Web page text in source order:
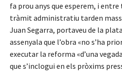
fa prou anys que esperem, i
tràmit administratiu tarden
Juan Segarra, portaveu de la
assenyala que l’obra «no s’ha
executar la reforma «d’una
que s’inclogui en els pròxims